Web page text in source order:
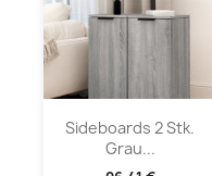
Sideboards 2 Stk.
Grau...